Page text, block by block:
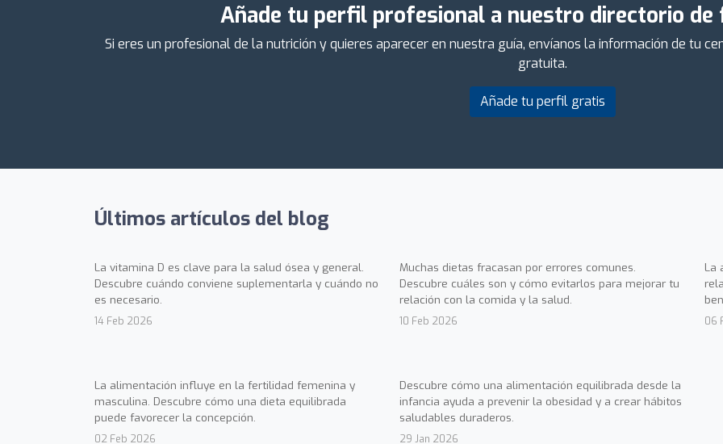
Añade tu perfil profesional a nuestro directorio
Si eres un profesional de la nutrición y quieres aparecer en nuestra guía, envíanos la información de tu
gratuita.
Añade tu perfil gratis
Últimos artículos del blog
La vitamina D es clave para la salud ósea y general.
Descubre cuándo conviene suplementarla y cuándo no
es necesario.
14 Feb 2026
Muchas dietas fracasan por errores comunes.
Descubre cuáles son y cómo evitarlos para mejorar tu
relación con la comida y la salud.
10 Feb 2026
La
06
La alimentación influye en la fertilidad femenina y
masculina. Descubre cómo una dieta equilibrada
puede favorecer la concepción.
02 Feb 2026
Descubre cómo una alimentación equilibrada desde la
infancia ayuda a prevenir la obesidad y a crear hábitos
saludables duraderos.
29 Jan 2026